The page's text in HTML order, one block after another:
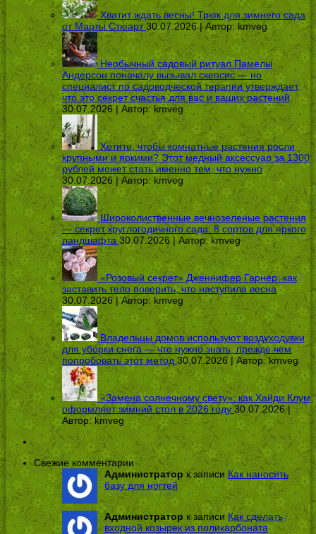
Хватит ждать весны! Трюк для зимнего сада
от Марты Стюарт 30.07.2026 | Автор: kmveg
Необычный садовый ритуал Памелы
Андерсон поначалу вызывал скепсис — но
специалист по садоводческой терапии утверждает,
что это секрет счастья для вас и ваших растений
30.07.2026 | Автор: kmveg
Хотите, чтобы комнатные растения росли
крупными и яркими? Этот медный аксессуар за 1300
рублей может стать именно тем, что нужно
30.07.2026 | Автор: kmveg
Широколиственные вечнозеленые растения
— секрет круглогодичного сада: 8 сортов для яркого
ландшафта 30.07.2026 | Автор:kmveg
«Розовый секрет» Дженнифер Гарнер: как
заставить тело поверить, что наступила весна
30.07.2026 | Автор: kmveg
Владельцы домов используют воздуходувки
для уборки снега — что нужно знать, прежде чем
попробовать этот метод 30.07.2026 | Автор:kmveg
«Замена солнечному свету»: как Хайди Клум
оформляет зимний стол в 2026 году 30.07.2026 |
Автор:kmveg
Свежие комментарии
Администраторк записи Как наносить
базу для ногтей
Администратор к записи Как сделать
входной козырек из поликарбоната